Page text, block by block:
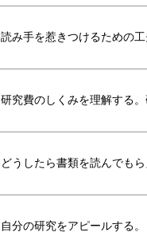
読み手を惹きつけるための
研究費のしくみを理解する
どうしたら書類を読んでも
自分の研究をアピールする。